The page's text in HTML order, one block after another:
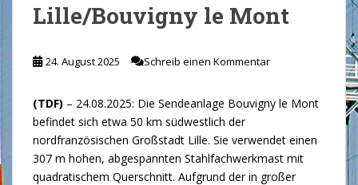
t
Lille/Bouvigny le Mont
24. August 2025 Schreib einen Kommentar
(TDF) – 24.08.2025: Die Sendeanlage Bouvigny le Mont
befindet sich etwa 50 km südwestlich der
nordfranzösischen Großstadt Lille. Sie verwendet einen
307 m hohen, abgespannten Stahlfachwerkmast mit
quadratischem Querschnitt. Aufgrund der in großer